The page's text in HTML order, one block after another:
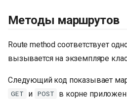
Методы маршрутов
Route method соответствует
вызывается на экземпляре
Следующий код показывает
GET и POST в корне